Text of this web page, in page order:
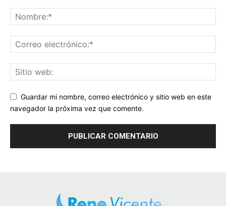
Guardar mi nombre, correo electrónico y sitio web en este
navegador la próxima vez que comente.